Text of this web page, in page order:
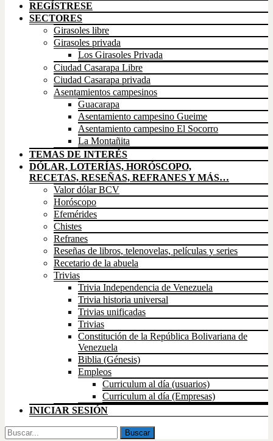
REGÍSTRESE
SECTORES
Girasoles libre
Girasoles privada
Los Girasoles Privada
Ciudad Casarapa Libre
Ciudad Casarapa privada
Asentamientos campesinos
Guacarapa
Asentamiento campesino Gueime
Asentamiento campesino El Socorro
La Montañita
TEMAS DE INTERÉS
DÓLAR, LOTERÍAS, HORÓSCOPO,
RECETAS, RESEÑAS, REFRANES Y MÁS…
Valor dólar BCV
Horóscopo
Efemérides
Chistes
Refranes
Reseñas de libros, telenovelas, películas y series
Recetario de la abuela
Trivias
Trivia Independencia de Venezuela
Trivia historia universal
Trivias unificadas
Trivias
Constitución de la República Bolivariana de
Venezuela
Biblia (Génesis)
Empleos
Curriculum al día (usuarios)
Curriculum al día (Empresas)
INICIAR SESIÓN
Buscar